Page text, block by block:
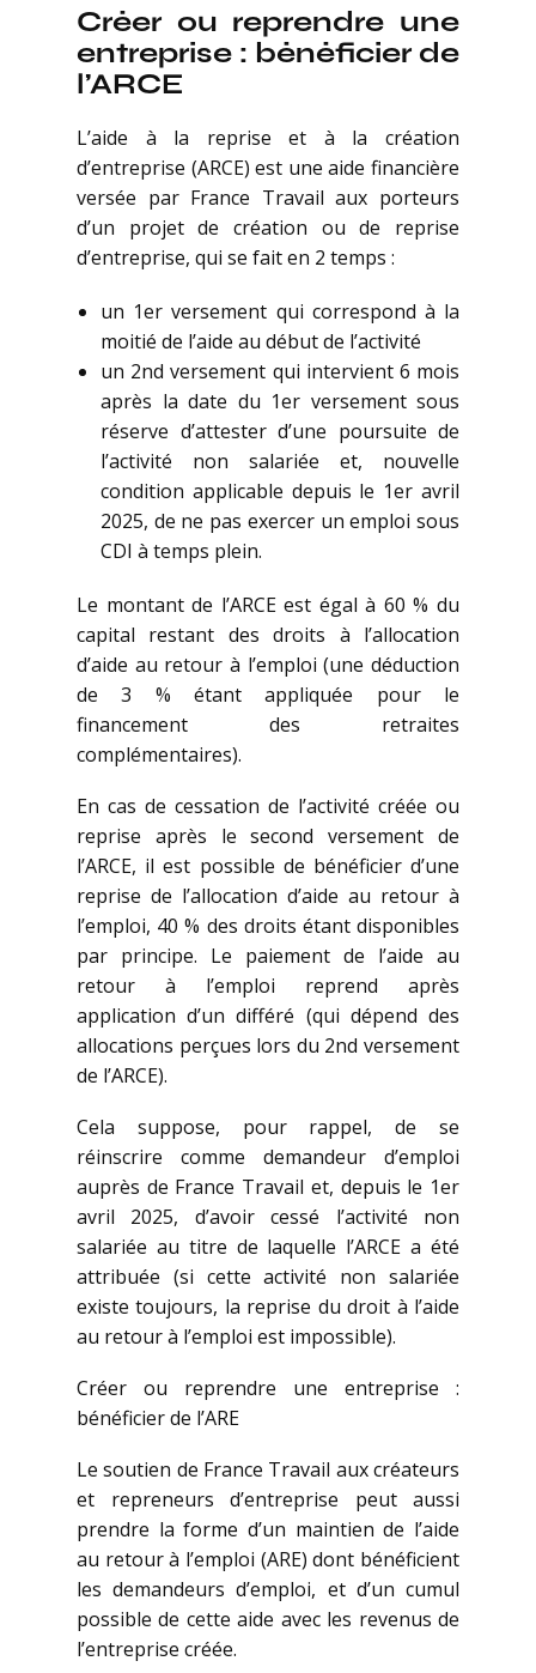
Créer ou reprendre une
entreprise : bénéficier de
l’ARCE
L’aide à la reprise et à la création
d’entreprise (ARCE) est une aide financière
versée par France Travail aux porteurs
d’un projet de création ou de reprise
d’entreprise, qui se fait en 2 temps :
un 1er versement qui correspond à la
moitié de l’aide au début de l’activité
un 2nd versement qui intervient 6 mois
après la date du 1er versement sous
réserve d’attester d’une poursuite de
l’activité non salariée et, nouvelle
condition applicable depuis le 1er avril
2025, de ne pas exercer un emploi sous
CDI à temps plein.
Le montant de l’ARCE est égal à 60 % du
capital restant des droits à l’allocation
d’aide au retour à l’emploi (une déduction
de 3 % étant appliquée pour le
financement des retraites
complémentaires).
En cas de cessation de l’activité créée ou
reprise après le second versement de
l’ARCE, il est possible de bénéficier d’une
reprise de l’allocation d’aide au retour à
l’emploi, 40 % des droits étant disponibles
par principe. Le paiement de l’aide au
retour à l’emploi reprend après
application d’un différé (qui dépend des
allocations perçues lors du 2nd versement
de l’ARCE).
Cela suppose, pour rappel, de se
réinscrire comme demandeur d’emploi
auprès de France Travail et, depuis le 1er
avril 2025, d’avoir cessé l’activité non
salariée au titre de laquelle l’ARCE a été
attribuée (si cette activité non salariée
existe toujours, la reprise du droit à l’aide
au retour à l’emploi est impossible).
Créer ou reprendre une entreprise :
bénéficier de l’ARE
Le soutien de France Travail aux créateurs
et repreneurs d’entreprise peut aussi
prendre la forme d’un maintien de l’aide
au retour à l’emploi (ARE) dont bénéficient
les demandeurs d’emploi, et d’un cumul
possible de cette aide avec les revenus de
l’entreprise créée.